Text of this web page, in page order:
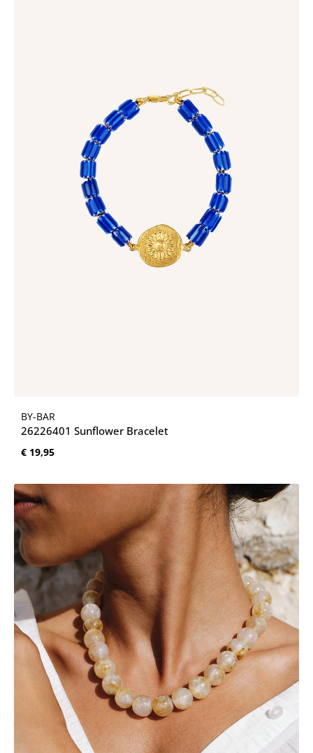
BY-BAR
26226401 Sunflower Bracelet
Normale prijs:
€ 19,95